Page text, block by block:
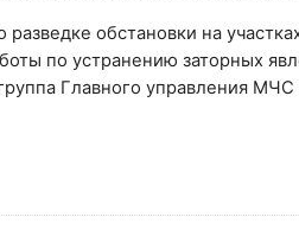
обстановки на
по устранению заторных
Главного управления